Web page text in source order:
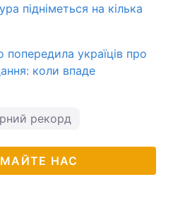
підніметься на кілька
попередила україців про
коли впаде
рекорд
НАС